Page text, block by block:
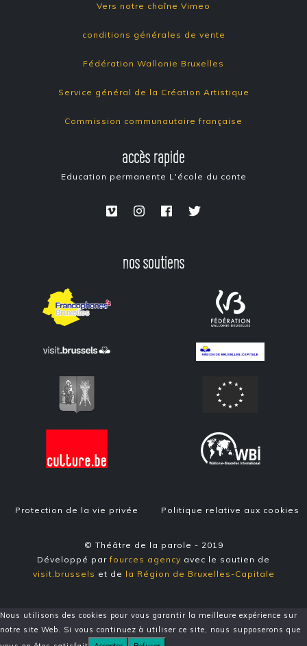
Vers notre chaîne Vimeo
conditions générales de vente
Fédération Wallonie Bruxelles
Service général de la Création Artistique
Commission communautaire française
accès rapide
Education permanente L'école du conte
nos soutiens
Protection de la vie privée Politique relative aux cookies
© Théâtre de la parole - 2019
Développé parfources agency avec le soutien de
visit.brussels et de la Région de Bruxelles-Capitale
Nous utilisons des cookies pour vous garantir la meilleure expérience sur
notre site Web. Si vous continuez à utiliser ce site, nous supposerons que